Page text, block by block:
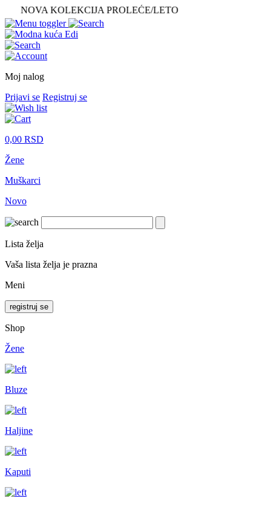
NOVA KOLEKCIJA PROLEĆE/LETO
Moj nalog
Prijavi se Registruj se
0,00 RSD
Žene
Muškarci
Novo
Lista želja
Vaša lista želja je prazna
Meni
registruj se
Shop
Žene
Bluze
Haljine
Kaputi